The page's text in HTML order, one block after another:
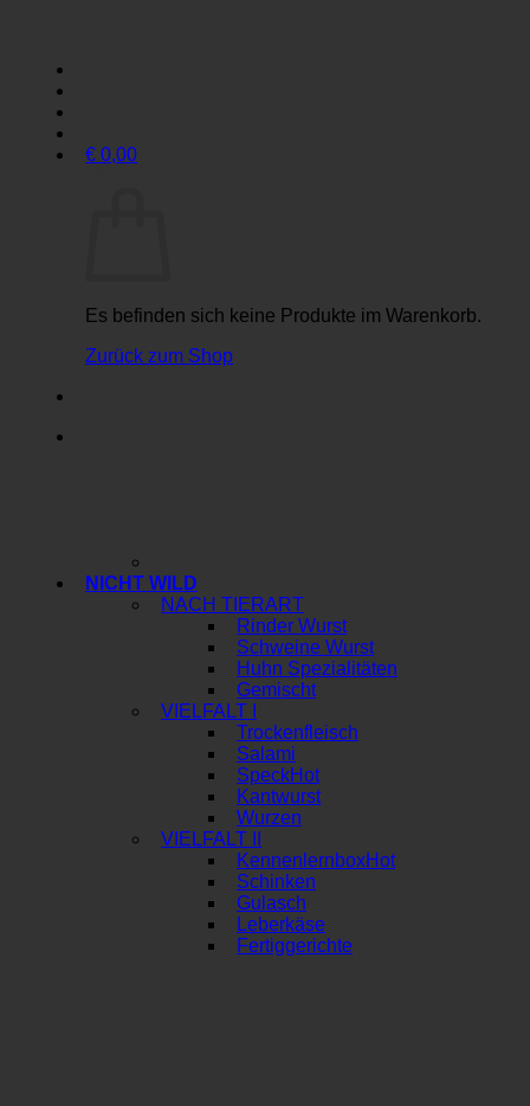
€ 0,00
Es befinden sich keine Produkte im Warenkorb.
Zurück zum Shop
NICHT WILD
NACH TIERART
Rinder Wurst
Schweine Wurst
Huhn Spezialitäten
Gemischt
VIELFALT I
Trockenfleisch
Salami
Speck
Kantwurst
Wurzen
VIELFALT II
Kennenlernbox
Schinken
Gulasch
Leberkäse
Fertiggerichte